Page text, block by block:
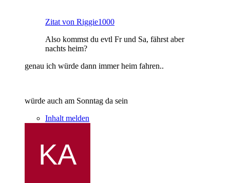
Zitat von Riggie1000
Also kommst du evtl Fr und Sa, fährst aber
nachts heim?
genau ich würde dann immer heim fahren..
würde auch am Sonntag da sein
Inhalt melden